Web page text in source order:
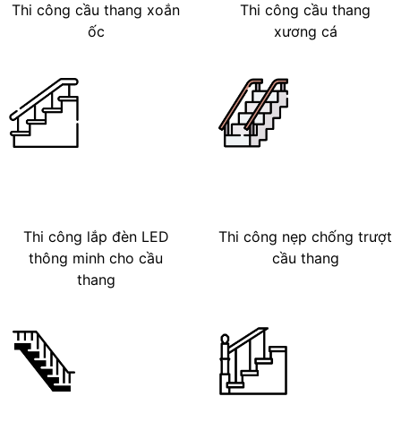
Thi công cầu thang xoắn
ốc
Thi công cầu thang
xương cá
Thi công lắp đèn LED
thông minh cho cầu
thang
Thi công nẹp chống trượt
cầu thang